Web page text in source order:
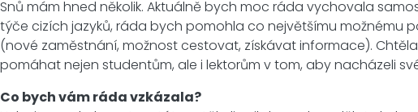
Snů mám hned několik. Aktuálně bych moc ráda vychovala
týče cizích jazyků, ráda bych pomohla co největšímu možnému
(nové zaměstnání, možnost cestovat, získávat informace).
pomáhat nejen studentům, ale i lektorům v tom, aby nacházeli
Co bych vám ráda vzkázala?